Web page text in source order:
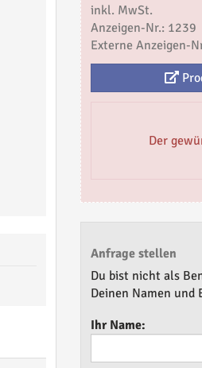
inkl. MwSt.
Anzeigen-Nr.: 1239
Externe Anzeigen-
Der
Anfrage stellen
Du bist nicht als
Deinen Namen und
Ihr Name: